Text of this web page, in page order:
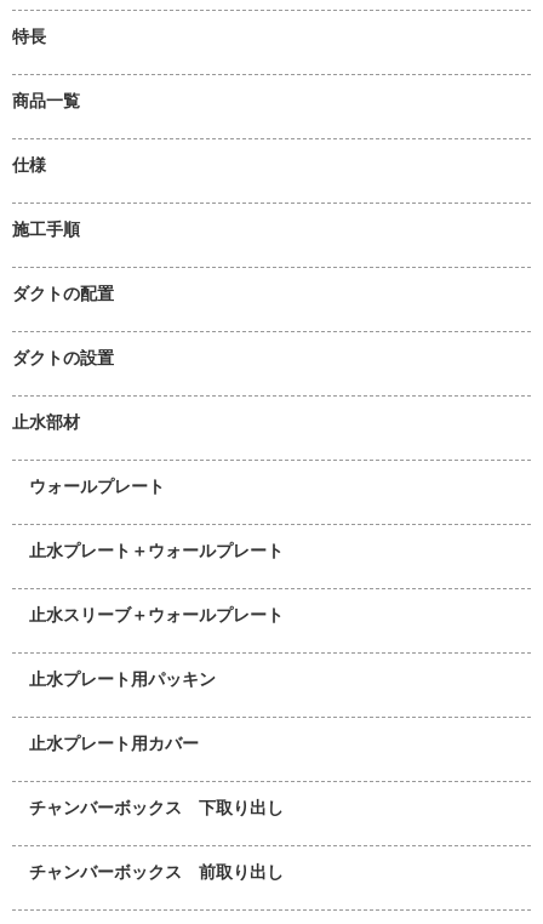
特長
商品一覧
仕様
施工手順
ダクトの配置
ダクトの設置
止水部材
ウォールプレート
止水プレート＋ウォールプレート
止水スリーブ＋ウォールプレート
止水プレート用パッキン
止水プレート用カバー
チャンバーボックス 下取り出し
チャンバーボックス 前取り出し